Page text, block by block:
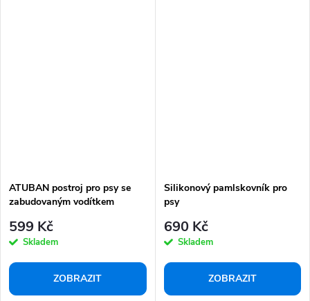
ATUBAN postroj pro psy se
zabudovaným vodítkem
599 Kč
Skladem
ZOBRAZIT
Silikonový pamlskovník pro
psy
690 Kč
Skladem
ZOBRAZIT